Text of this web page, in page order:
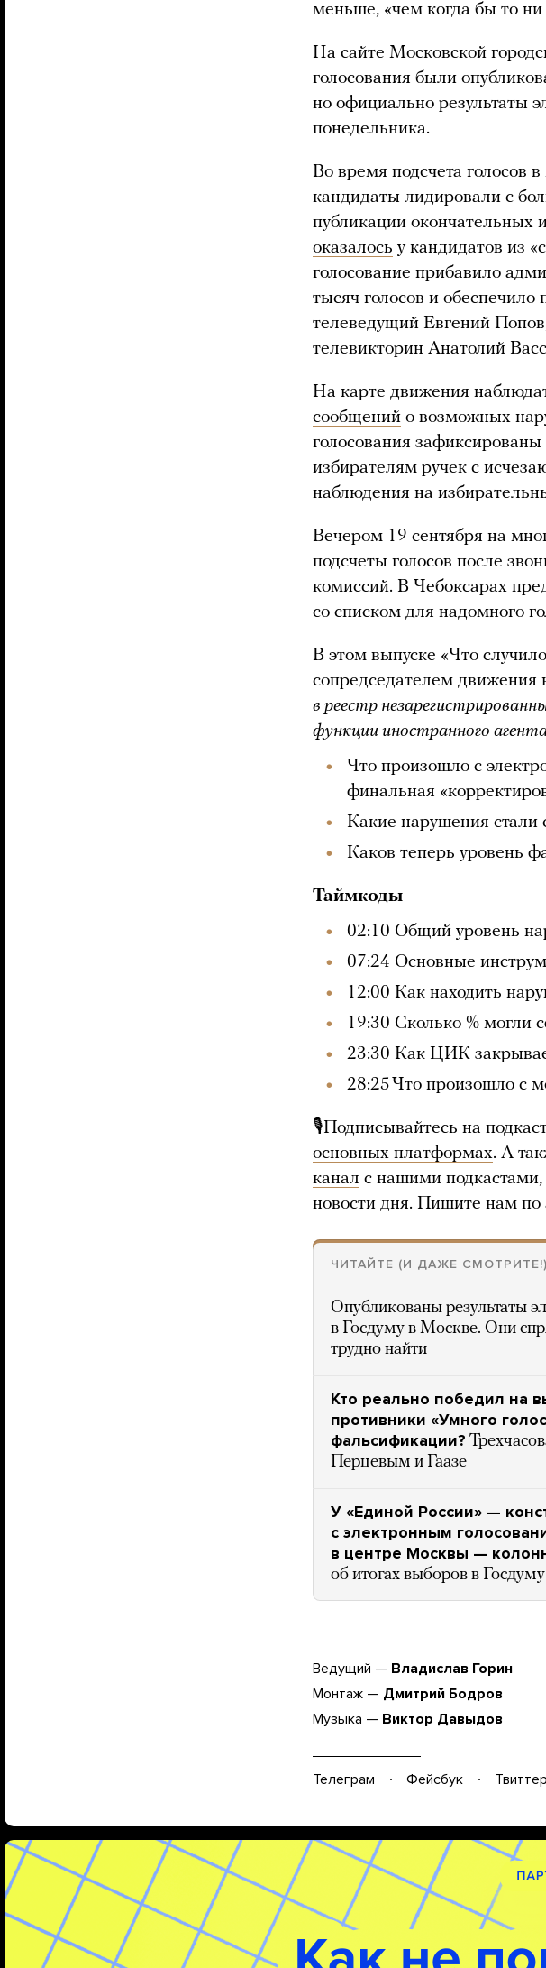
меньше, «чем когда бы то ни
На сайте Московской
голосования были
но официально результаты
понедельника.
Во время подсчета голосов
кандидаты лидировали с
публикации окончательных
оказалось у кандидатов из
голосование прибавило
тысяч голосов и обеспечило
телеведущий Евгений
телевикторин Анатолий
На карте движения
сообщений о возможных
голосования зафиксированы
избирателям ручек с
наблюдения на
Вечером 19 сентября на
подсчеты голосов после
комиссий. В Чебоксарах
со списком для надомного
В этом выпуске «Что
сопредседателем движения
в реестр
функции иностранного
Что произошло с
финальная
Какие нарушения
Каков теперь уровень
Таймкоды
02:10 Общий уровень
07:24 Основные
12:00 Как находить
19:30 Сколько % могли
23:30 Как ЦИК
28:25 Что произошло с
🎙Подписывайтесь на
основных платформах. А
канал с нашими
новости дня. Пишите нам по
ЧИТАЙТЕ (И ДАЖЕ
Опубликованы результаты
в Госдуму в Москве. Они
трудно найти
Кто реально победил на
противники «Умного
фальсификации?
Перцевым и Гаазе
У «Единой России» —
с электронным
в центре Москвы —
об итогах выборов в Госдуму
Ведущий — Владислав Горин
Монтаж — Дмитрий Бодров
Музыка — Виктор Давыдов
Телеграм Фейсбук Твиттер